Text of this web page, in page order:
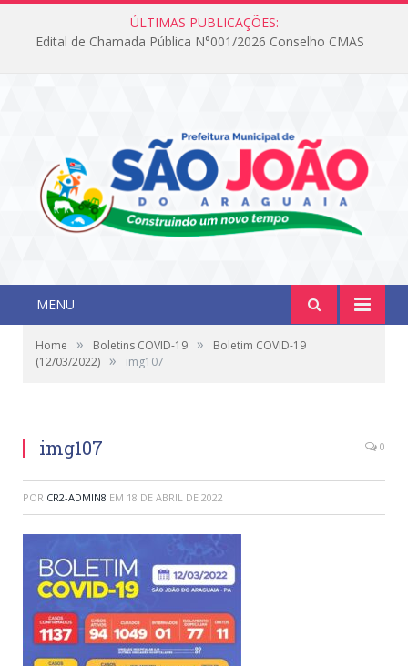
ÚLTIMAS PUBLICAÇÕES:
Edital de Chamada Pública N°001/2026 Conselho CMAS
MENU
Home » Boletins COVID-19 »
Boletim COVID-19
(12/03/2022) » img107
img107 0
POR CR2-ADMIN8 EM 18 DE ABRIL DE 2022